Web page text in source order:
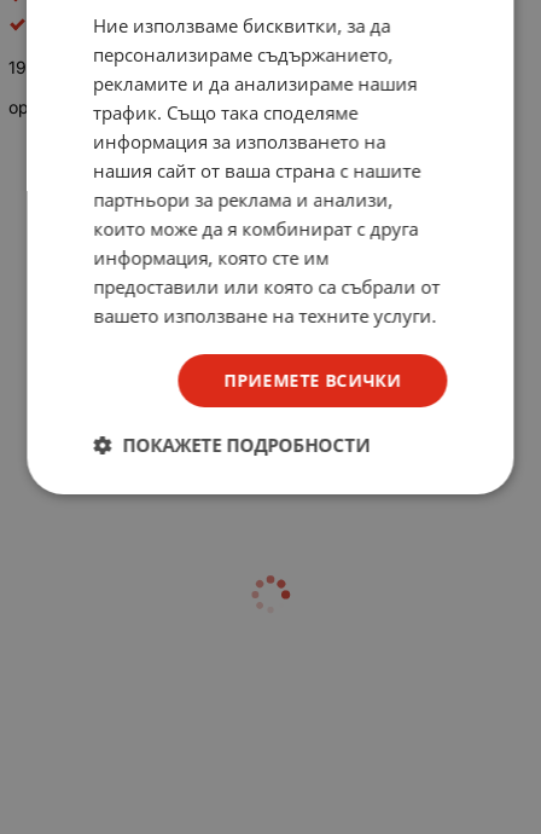
Rubicon Tools LLC
1900 Комплект часовникарска отвертка с 4 върха
оригинални Рубикон - Япония
Ние използваме бисквитки, за да
персонализираме съдържанието,
рекламите и да анализираме нашия
трафик. Също така споделяме
информация за използването на
нашия сайт от ваша страна с нашите
партньори за реклама и анализи,
които може да я комбинират с друга
информация, която сте им
предоставили или която са събрали от
вашето използване на техните услуги.
ПРИЕМЕТЕ ВСИЧКИ
ПОКАЖЕТЕ ПОДРОБНОСТИ